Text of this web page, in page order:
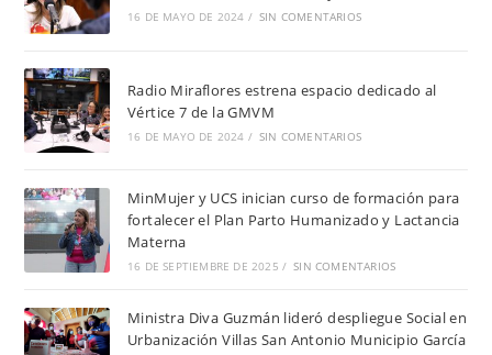
16 DE MAYO DE 2024 / SIN COMENTARIOS
Radio Miraflores estrena espacio dedicado al
Vértice 7 de la GMVM
16 DE MAYO DE 2024 / SIN COMENTARIOS
MinMujer y UCS inician curso de formación para
fortalecer el Plan Parto Humanizado y Lactancia
Materna
16 DE SEPTIEMBRE DE 2025 / SIN COMENTARIOS
Ministra Diva Guzmán lideró despliegue Social en
Urbanización Villas San Antonio Municipio García